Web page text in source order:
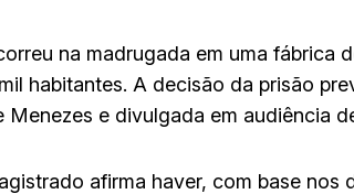
na madrugada em uma fábrica
habitantes. A decisão da prisão
Menezes e divulgada em audiência
afirma haver, com base nos